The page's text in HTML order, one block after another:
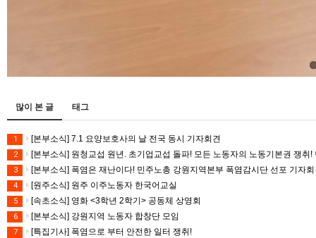
많이 본 글 태그
1 [본부소식] 7.1 요양보호사의 날 전국 동시 기자회견
2 [본부소식] 원청교섭 원년. 초기업교섭 돌파! 모든 노동자의 노동기본권 쟁취
3 [본부소식] 폭염은 재난이다! 민주노총 강원지역본부 폭염감시단 선포 기자
4 [원주소식] 원주 이주노동자 한국어교실
5 [속초소식] 영화 <3학년 2학기> 공동체 상영회
6 [본부소식] 강원지역 노동자 합창단 모임
7 [특집기사] 폭염으로 부터 안전한 일터 쟁취!